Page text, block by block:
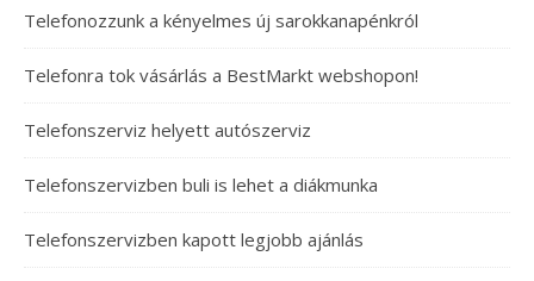
Telefonozzunk a kényelmes új sarokkanapénkról
Telefonra tok vásárlás a BestMarkt webshopon!
Telefonszerviz helyett autószerviz
Telefonszervizben buli is lehet a diákmunka
Telefonszervizben kapott legjobb ajánlás